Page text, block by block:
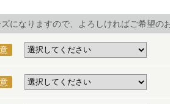
になりますので、よろしければご希望の